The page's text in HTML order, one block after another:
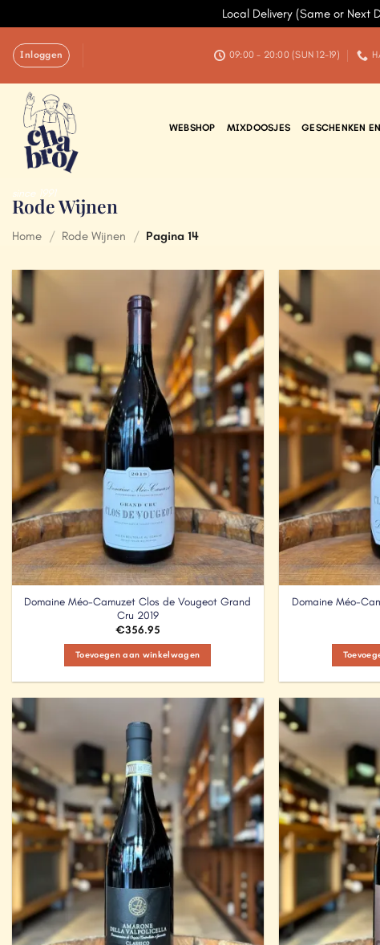
Local Delivery (Same or Next
naarInloggen 09:00 - 20:00 (SUN 12-19)
since 1991
WEBSHOP MIXDOOSJES GESCHENKEN
Rode Wijnen
Home / Rode Wijnen / Pagina 14
Add to
Wishlist
Domaine Méo-Camuzet Clos de Vougeot Grand
Cru 2019
€356.95
Toevoegen aan winkelwagen
Domaine Méo-
Add to
Wishlist